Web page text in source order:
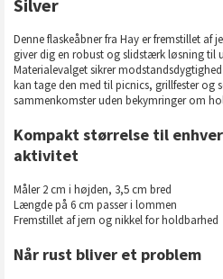
Silver
Denne flaskeåbner fra Hay er fremstillet af
giver dig en robust og slidstærk løsning til
Materialevalget sikrer
kan tage den med til picnics, grillfester og
sammenkomster uden bekymringer om
Kompakt størrelse til
aktivitet
Måler 2 cm i højden, 3,5 cm bred
Længde på 6 cm passer i lommen
Fremstillet af jern og nikkel for holdbarhed
Når rust bliver et problem